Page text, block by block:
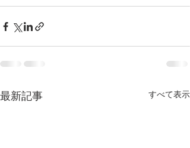
最新記事 すべて表示